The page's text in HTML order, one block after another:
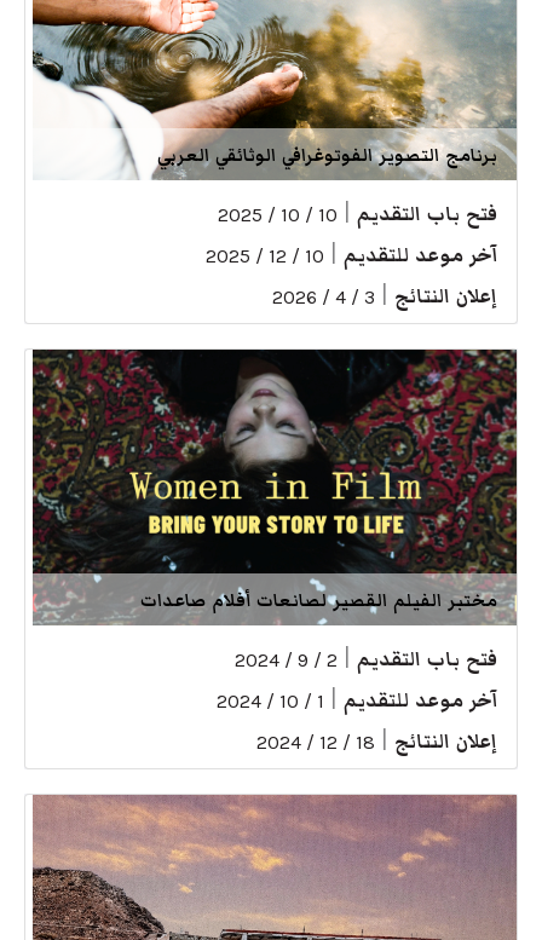
برنامج التصوير الفوتوغرافي الوثائقي العربي
فتح باب التقديم 10 / 10 / 2025
آخر موعد للتقديم 10 / 12 / 2025
إعلان النتائج 3 / 4 / 2026
مختبر الفيلم القصير لصانعات أفلام صاعدات
فتح باب التقديم 2 / 9 / 2024
آخر موعد للتقديم 1 / 10 / 2024
إعلان النتائج 18 / 12 / 2024